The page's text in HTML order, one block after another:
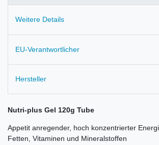
Weitere Details
EU-Verantwortlicher
Hersteller
Nutri-plus Gel 120g Tube
Appetit anregender, hoch konzentrierter
Fetten, Vitaminen und Mineralstoffen